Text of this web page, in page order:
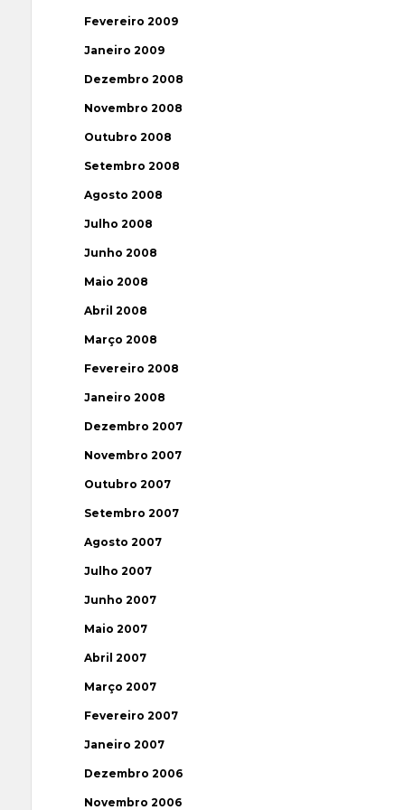
Fevereiro 2009
Janeiro 2009
Dezembro 2008
Novembro 2008
Outubro 2008
Setembro 2008
Agosto 2008
Julho 2008
Junho 2008
Maio 2008
Abril 2008
Março 2008
Fevereiro 2008
Janeiro 2008
Dezembro 2007
Novembro 2007
Outubro 2007
Setembro 2007
Agosto 2007
Julho 2007
Junho 2007
Maio 2007
Abril 2007
Março 2007
Fevereiro 2007
Janeiro 2007
Dezembro 2006
Novembro 2006